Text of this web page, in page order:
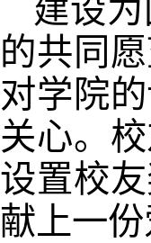
建设
的共同
对学院
关心。
设置校
献上一